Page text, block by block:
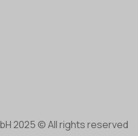
2025 © All rights reserved